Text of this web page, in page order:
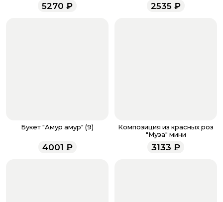
помещены в корзину, правильно ли отмечено их
звоните по номеру телефона
напишите WhatsApp
+7 937 333-66-53. Наши
менеджеры работают ежедневно с 9.00 до 23.00 и
всегда рады проконсультировать вас.
5270 ₽ 2535 ₽
Букет "Амур амур" (9)
4001 ₽
Композиция из красных роз
"Муза" мини
3133 ₽